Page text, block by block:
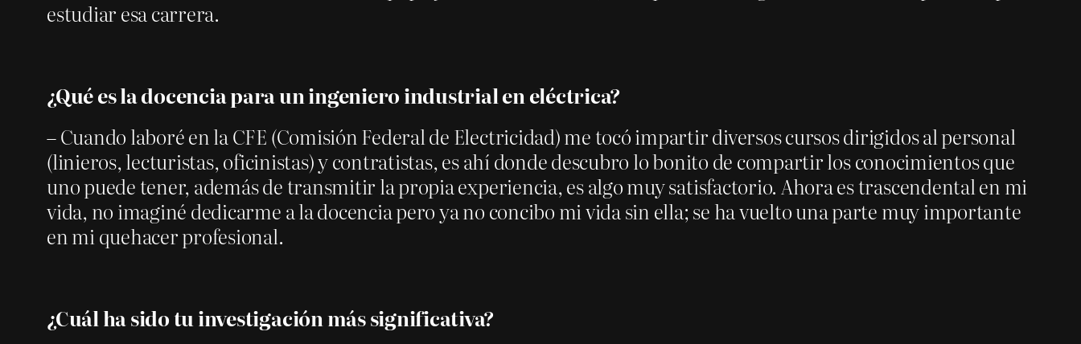
estudiar esa carrera.
¿Qué es la docencia para un ingeniero industrial en eléctrica?
– Cuando laboré en la CFE (Comisión Federal de Electricidad) me tocó impartir diversos cursos dirigidos al personal
(linieros, lecturistas, oficinistas) y contratistas, es ahí donde descubro lo bonito de compartir los conocimientos que
uno puede tener, además de transmitir la propia experiencia, es algo muy satisfactorio. Ahora es trascendental en mi
vida, no imaginé dedicarme a la docencia pero ya no concibo mi vida sin ella; se ha vuelto una parte muy importante
en mi quehacer profesional.
¿Cuál ha sido tu investigación más significativa?